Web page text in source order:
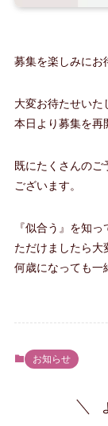
募集を楽しみにお
大変お待たせいた
本日より募集を再
既にたくさんのご
ございます。
『似合う』を知
ただけましたら大
何歳になっても
お知らせ